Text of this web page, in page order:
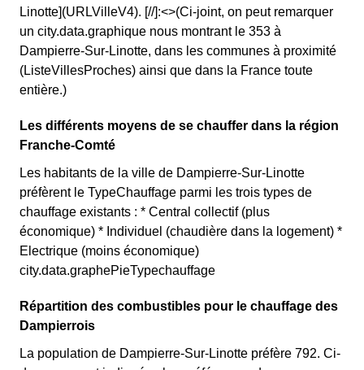
Linotte](URLVilleV4). [//]:<>(Ci-joint, on peut remarquer
un city.data.graphique nous montrant le 353 à
Dampierre-Sur-Linotte, dans les communes à proximité
(ListeVillesProches) ainsi que dans la France toute
entière.)
Les différents moyens de se chauffer dans la région
Franche-Comté
Les habitants de la ville de Dampierre-Sur-Linotte
préfèrent le TypeChauffage parmi les trois types de
chauffage existants : * Central collectif (plus
économique) * Individuel (chaudière dans la logement) *
Electrique (moins économique)
city.data.graphePieTypechauffage
Répartition des combustibles pour le chauffage des
Dampierrois
La population de Dampierre-Sur-Linotte préfère 792. Ci-